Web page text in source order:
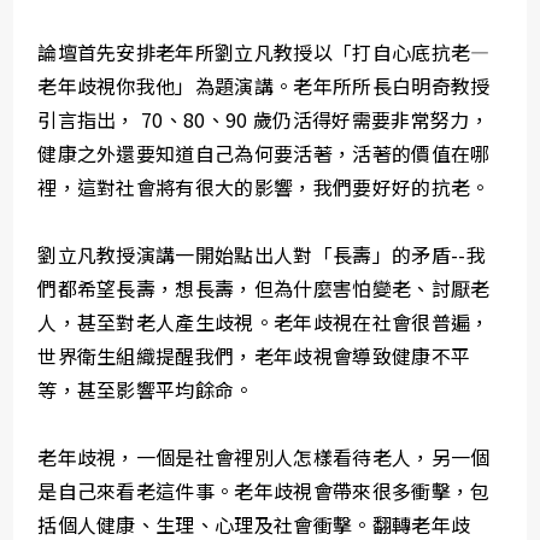
論壇首先安排老年所劉立凡教授以「打自心底抗老—
老年歧視你我他」為題演講。老年所所長白明奇教授
引言指出， 70、80、90 歲仍活得好需要非常努力，
健康之外還要知道自己為何要活著，活著的價值在哪
裡，這對社會將有很大的影響，我們要好好的抗老。
劉立凡教授演講一開始點出人對「長壽」的矛盾--我
們都希望長壽，想長壽，但為什麼害怕變老、討厭老
人，甚至對老人產生歧視。老年歧視在社會很普遍，
世界衛生組織提醒我們，老年歧視會導致健康不平
等，甚至影響平均餘命。
老年歧視，一個是社會裡別人怎樣看待老人，另一個
是自己來看老這件事。老年歧視會帶來很多衝擊，包
括個人健康、生理、心理及社會衝擊。翻轉老年歧